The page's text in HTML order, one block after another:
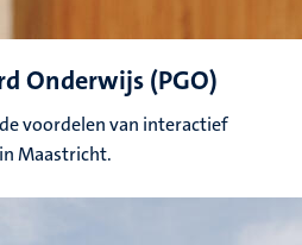
Onderwijs (PGO)
voordelen van interactief
Maastricht.